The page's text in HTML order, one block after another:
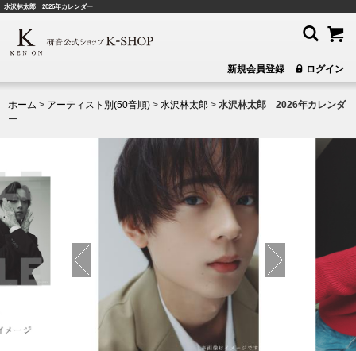
水沢林太郎 2026年カレンダー
新規会員登録 ログイン
ホーム > アーティスト別(50音順) > 水沢林太郎 > 水沢林太郎 2026年カレンダ
ー